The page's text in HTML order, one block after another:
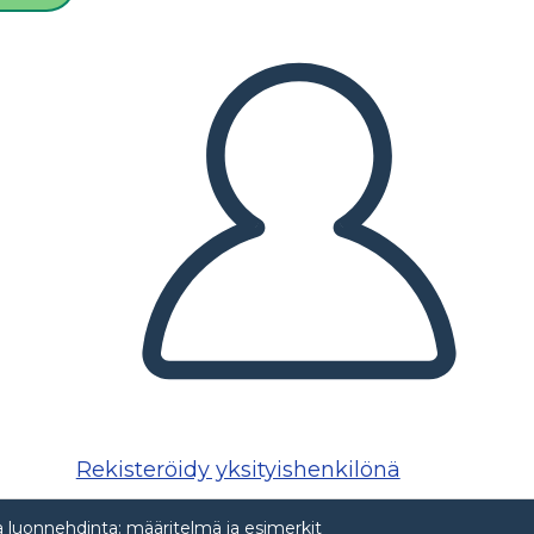
Rekisteröidy yksityishenkilönä
luonnehdinta: määritelmä ja esimerkit